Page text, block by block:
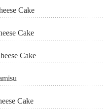
Cake
Cake
Cake
Cake